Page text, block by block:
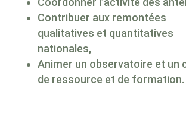
Contribuer aux remontées
qualitatives et quantitatives
nationales,
Animer un observatoire et un
de ressource et de formation.